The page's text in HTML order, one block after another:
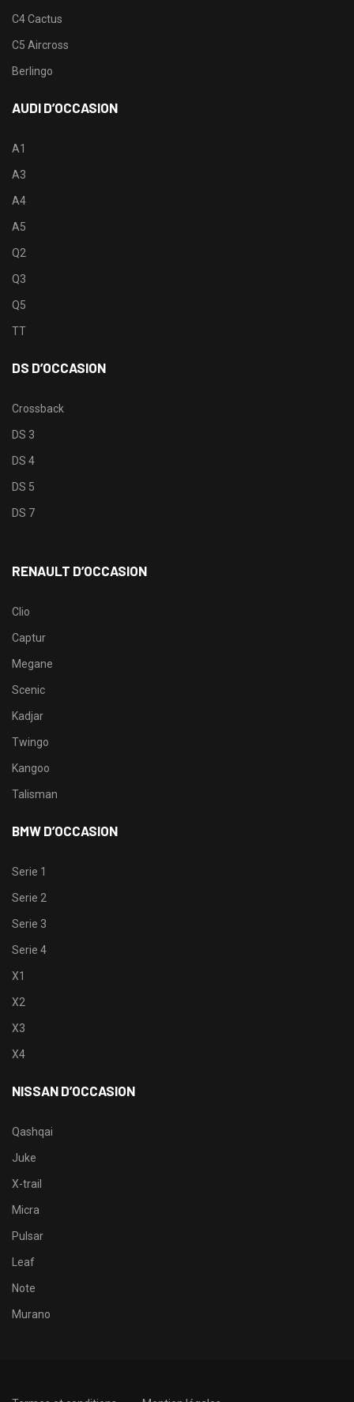
C4 Cactus
C5 Aircross
Berlingo
AUDI D’OCCASION
A1
A3
A4
A5
Q2
Q3
Q5
TT
DS D’OCCASION
Crossback
DS 3
DS 4
DS 5
DS 7
RENAULT D’OCCASION
Clio
Captur
Megane
Scenic
Kadjar
Twingo
Kangoo
Talisman
BMW D’OCCASION
Serie 1
Serie 2
Serie 3
Serie 4
X1
X2
X3
X4
NISSAN D’OCCASION
Qashqai
Juke
X-trail
Micra
Pulsar
Leaf
Note
Murano